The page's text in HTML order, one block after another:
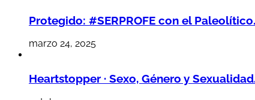
Protegido: #SERPROFE con el Paleolítico.
marzo 24, 2025
Heartstopper · Sexo, Género y